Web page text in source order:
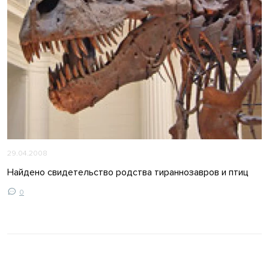
29.04.2008
Найдено свидетельство родства тираннозавров и птиц
0